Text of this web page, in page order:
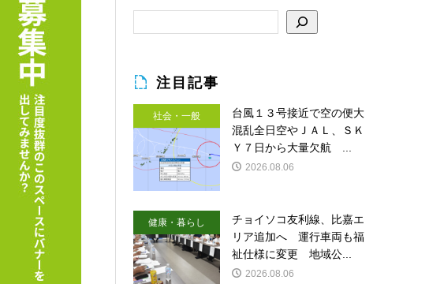
注目記事
社会・一般
台風１３号接近で空の便大
混乱全日空やＪＡＬ、ＳＫ
Ｙ７日から大量欠航 ...
2026.08.06
健康・暮らし
チョイソコ友利線、比嘉エ
リア追加へ 運行車両も福
祉仕様に変更 地域公...
2026.08.06